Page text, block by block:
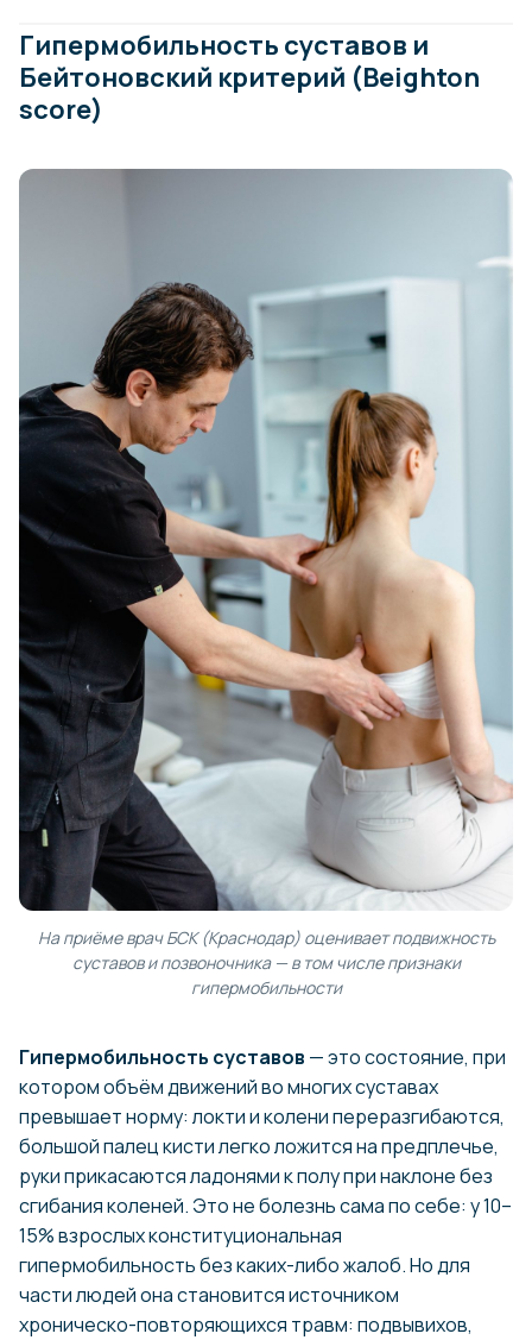
Гипермобильность суставов и
Бейтоновский критерий (Beighton
score)
На приёме врач БСК (Краснодар) оценивает подвижность
суставов и позвоночника — в том числе признаки
гипермобильности
Гипермобильность суставов — это состояние, при
котором объём движений во многих суставах
превышает норму: локти и колени переразгибаются,
большой палец кисти легко ложится на предплечье,
руки прикасаются ладонями к полу при наклоне без
сгибания коленей. Это не болезнь сама по себе: у 10–
15% взрослых конституциональная
гипермобильность без каких-либо жалоб. Но для
части людей она становится источником
хроническо-повторяющихся травм: подвывихов,